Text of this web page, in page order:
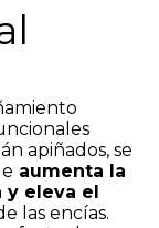
apiñados, se
aumenta la
y eleva el
las encías.